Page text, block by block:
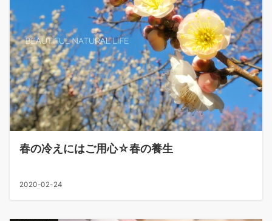
春の冷えにはご用心☆春の養生
2020-02-24